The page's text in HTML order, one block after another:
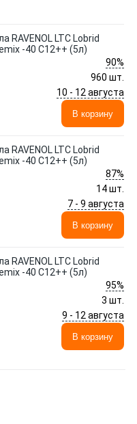
RAVENOL LTC Lobrid
-40 C12++ (5л)
90%
960 шт.
10 - 12 августа
В корзину
RAVENOL LTC Lobrid
-40 C12++ (5л)
87%
14 шт.
7 - 9 августа
В корзину
RAVENOL LTC Lobrid
-40 C12++ (5л)
95%
3 шт.
9 - 12 августа
В корзину